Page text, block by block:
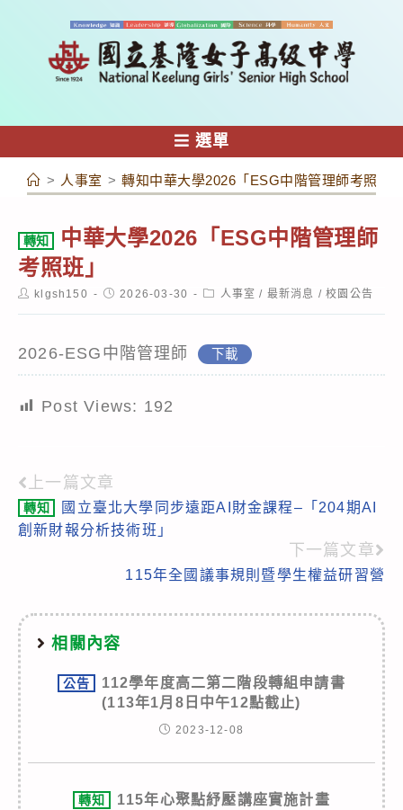
容
選單
> 人事室 > 轉知中華大學2026「ESG中階管理師考照班
轉知
中華大學2026「ESG中階管理師
考照班」
Postklgsh150
Post2026-03-30
Post人事室 / 最新消息 / 校園公告
2026-ESG中階管理師 下載
Post Views: 192
Read
more
上一篇文章
轉知
國立臺北大學同步遠距AI財金課程–「204期AI
創新財報分析技術班」
下一篇文章
115年全國議事規則暨學生權益研習營
相關內容
公告
112學年度高二第二階段轉組申請書
(113年1月8日中午12點截止)
2023-12-08
轉知 115年心聚點紓壓講座實施計畫